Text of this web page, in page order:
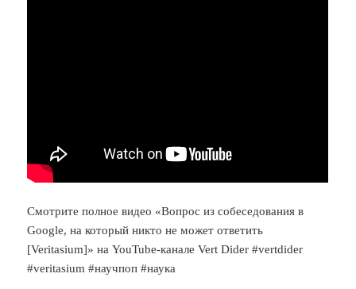
Смотрите полное видео «Вопрос из собеседования в
Google, на который никто не может ответить
[Veritasium]» на YouTube-канале Vert Dider #vertdider
#veritasium #научпоп #наука